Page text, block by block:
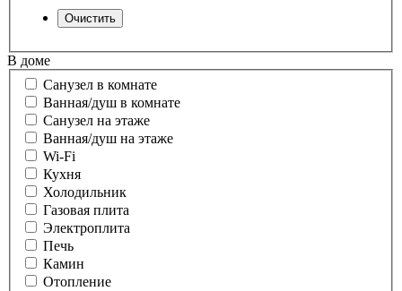
В доме
Санузел в комнате
Ванная/душ в комнате
Санузел на этаже
Ванная/душ на этаже
Wi-Fi
Кухня
Холодильник
Газовая плита
Электроплита
Печь
Камин
Отопление